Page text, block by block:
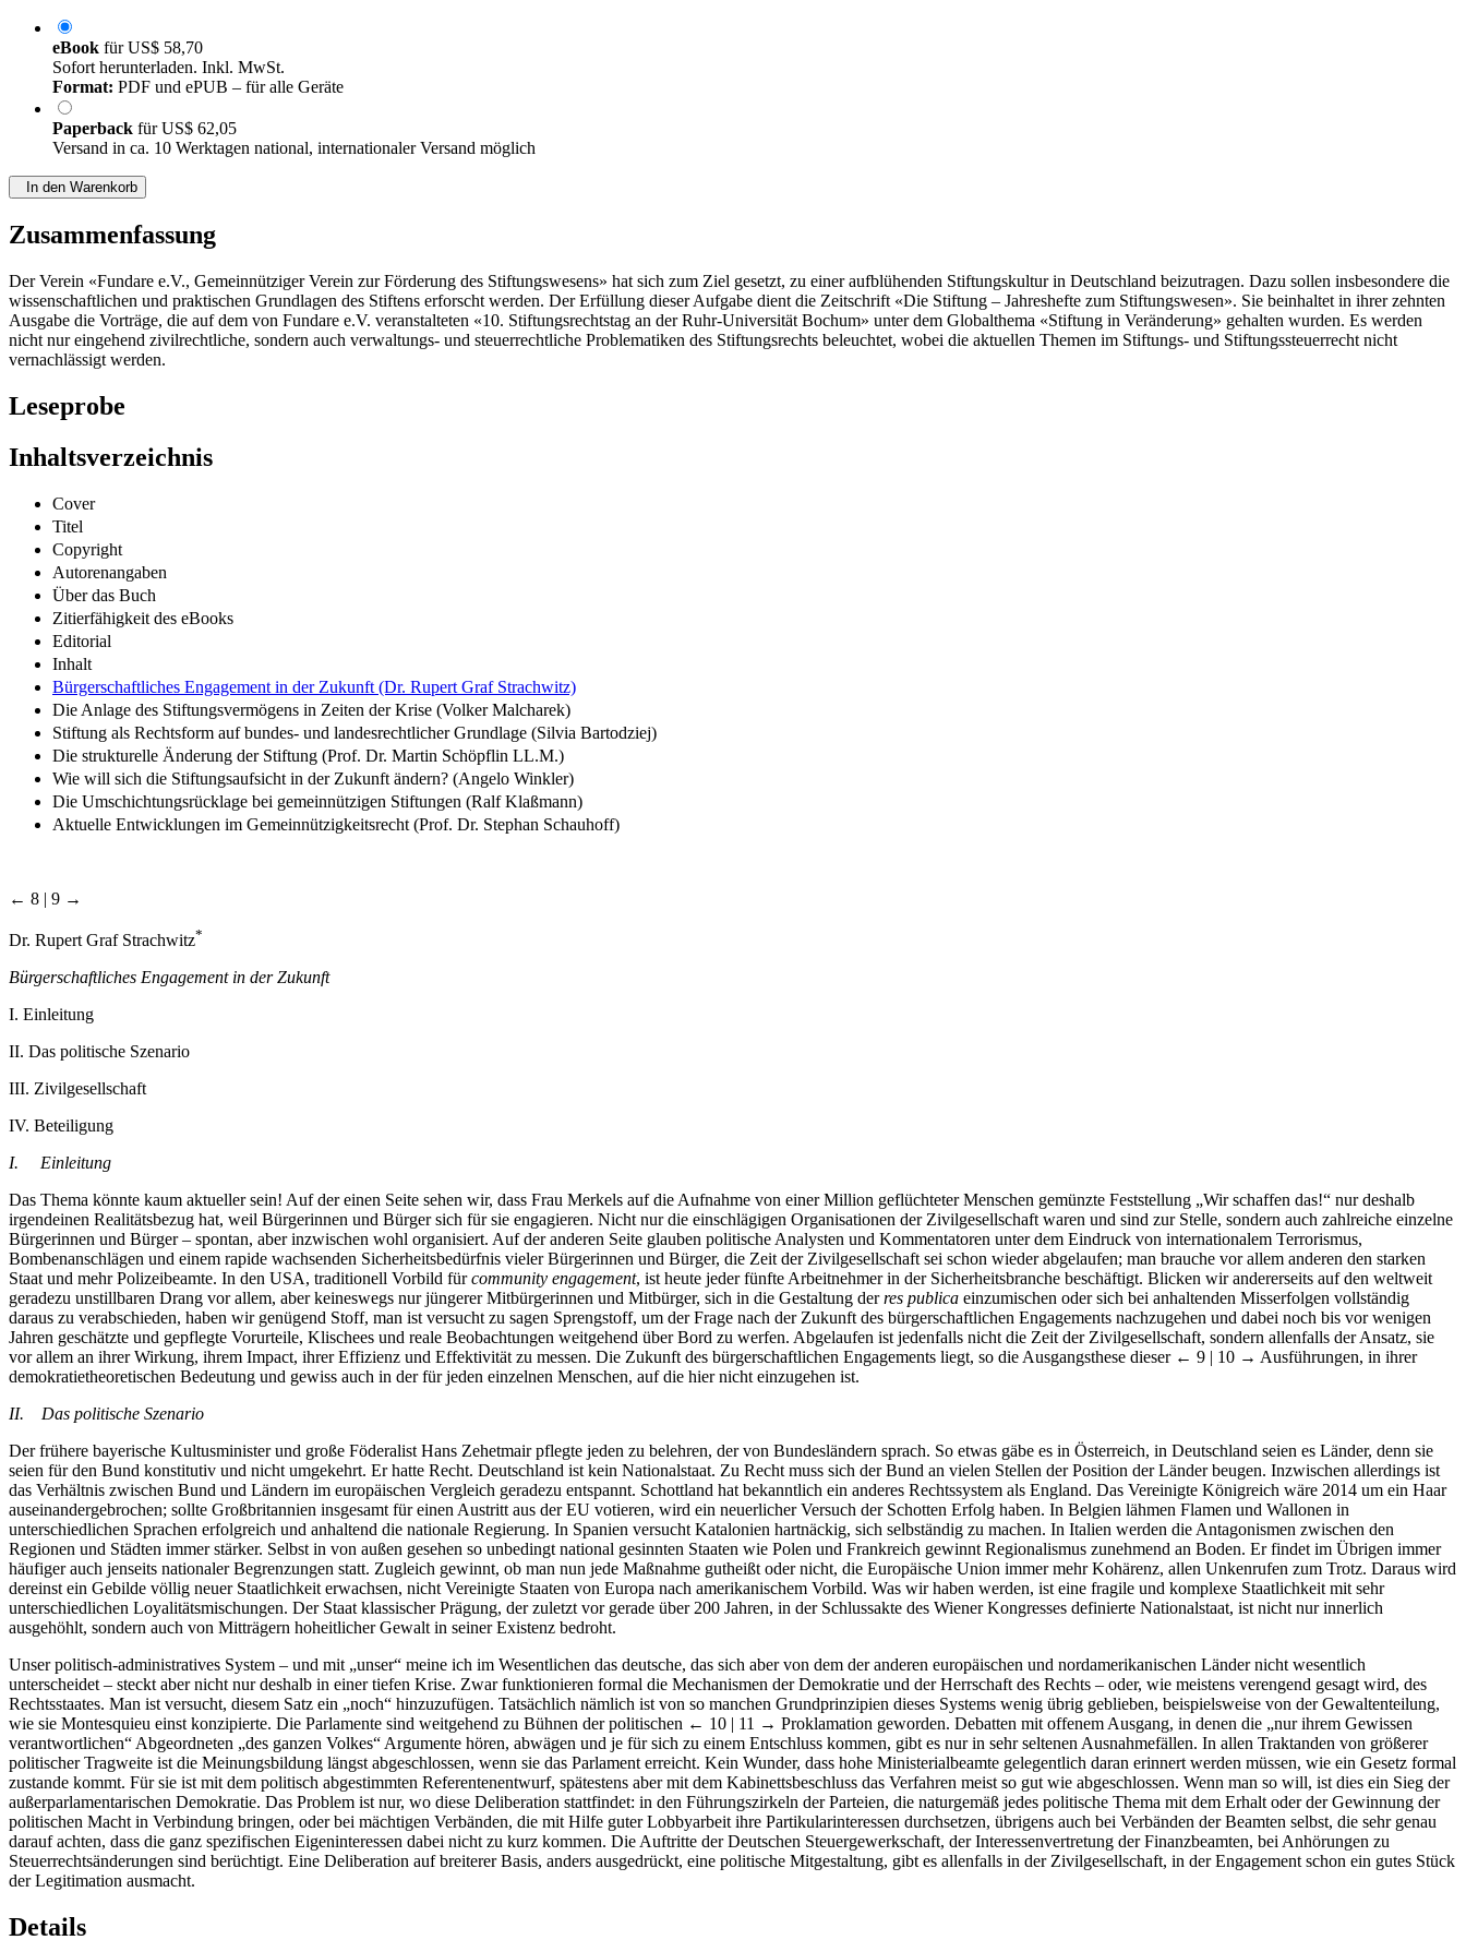
eBook fürUS$ 58,70
Sofort herunterladen. Inkl. MwSt.
Format: PDF und ePUB – für alle Geräte
Paperback fürUS$ 62,05
Versand in ca. 10 Werktagen national, internationaler Versand möglich
In den Warenkorb
Zusammenfassung
Der Verein «Fundare e.V., Gemeinnütziger Verein zur Förderung des Stiftungswesens» hat sich zum Ziel gesetzt, zu einer aufblühenden Stiftungskultur in Deutschland beizutragen. Dazu sollen insbesondere die
wissenschaftlichen und praktischen Grundlagen des Stiftens erforscht werden. Der Erfüllung dieser Aufgabe dient die Zeitschrift «Die Stiftung – Jahreshefte zum Stiftungswesen». Sie beinhaltet in ihrer zehnten
Ausgabe die Vorträge, die auf dem von Fundare e.V. veranstalteten «10. Stiftungsrechtstag an der Ruhr-Universität Bochum» unter dem Globalthema «Stiftung in Veränderung» gehalten wurden. Es werden
nicht nur eingehend zivilrechtliche, sondern auch verwaltungs- und steuerrechtliche Problematiken des Stiftungsrechts beleuchtet, wobei die aktuellen Themen im Stiftungs- und Stiftungssteuerrecht nicht
vernachlässigt werden.
Leseprobe
Inhaltsverzeichnis
Cover
Titel
Copyright
Autorenangaben
Über das Buch
Zitierfähigkeit des eBooks
Editorial
Inhalt
Bürgerschaftliches Engagement in der Zukunft (Dr. Rupert Graf Strachwitz)
Die Anlage des Stiftungsvermögens in Zeiten der Krise (Volker Malcharek)
Stiftung als Rechtsform auf bundes- und landesrechtlicher Grundlage (Silvia Bartodziej)
Die strukturelle Änderung der Stiftung (Prof. Dr. Martin Schöpflin LL.M.)
Wie will sich die Stiftungsaufsicht in der Zukunft ändern? (Angelo Winkler)
Die Umschichtungsrücklage bei gemeinnützigen Stiftungen (Ralf Klaßmann)
Aktuelle Entwicklungen im Gemeinnützigkeitsrecht (Prof. Dr. Stephan Schauhoff)
← 8 | 9 →
Dr. Rupert Graf Strachwitz*
Bürgerschaftliches Engagement in der Zukunft
I. Einleitung
II. Das politische Szenario
III. Zivilgesellschaft
IV. Beteiligung
I. Einleitung
Das Thema könnte kaum aktueller sein! Auf der einen Seite sehen wir, dass Frau Merkels auf die Aufnahme von einer Million geflüchteter Menschen gemünzte Feststellung „Wir schaffen das!“ nur deshalb
irgendeinen Realitätsbezug hat, weil Bürgerinnen und Bürger sich für sie engagieren. Nicht nur die einschlägigen Organisationen der Zivilgesellschaft waren und sind zur Stelle, sondern auch zahlreiche einzelne
Bürgerinnen und Bürger – spontan, aber inzwischen wohl organisiert. Auf der anderen Seite glauben politische Analysten und Kommentatoren unter dem Eindruck von internationalem Terrorismus,
Bombenanschlägen und einem rapide wachsenden Sicherheitsbedürfnis vieler Bürgerinnen und Bürger, die Zeit der Zivilgesellschaft sei schon wieder abgelaufen; man brauche vor allem anderen den starken
Staat und mehr Polizeibeamte. In den USA, traditionell Vorbild fürcommunity engagement, ist heute jeder fünfte Arbeitnehmer in der Sicherheitsbranche beschäftigt. Blicken wir andererseits auf den weltweit
geradezu unstillbaren Drang vor allem, aber keineswegs nur jüngerer Mitbürgerinnen und Mitbürger, sich in die Gestaltung derres publica einzumischen oder sich bei anhaltenden Misserfolgen vollständig
daraus zu verabschieden, haben wir genügend Stoff, man ist versucht zu sagen Sprengstoff, um der Frage nach der Zukunft des bürgerschaftlichen Engagements nachzugehen und dabei noch bis vor wenigen
Jahren geschätzte und gepflegte Vorurteile, Klischees und reale Beobachtungen weitgehend über Bord zu werfen. Abgelaufen ist jedenfalls nicht die Zeit der Zivilgesellschaft, sondern allenfalls der Ansatz, sie
vor allem an ihrer Wirkung, ihrem Impact, ihrer Effizienz und Effektivität zu messen. Die Zukunft des bürgerschaftlichen Engagements liegt, so die Ausgangsthese dieser ← 9 | 10 → Ausführungen, in ihrer
demokratietheoretischen Bedeutung und gewiss auch in der für jeden einzelnen Menschen, auf die hier nicht einzugehen ist.
II. Das politische Szenario
Der frühere bayerische Kultusminister und große Föderalist Hans Zehetmair pflegte jeden zu belehren, der von Bundesländern sprach. So etwas gäbe es in Österreich, in Deutschland seien es Länder, denn sie
seien für den Bund konstitutiv und nicht umgekehrt. Er hatte Recht. Deutschland ist kein Nationalstaat. Zu Recht muss sich der Bund an vielen Stellen der Position der Länder beugen. Inzwischen allerdings ist
das Verhältnis zwischen Bund und Ländern im europäischen Vergleich geradezu entspannt. Schottland hat bekanntlich ein anderes Rechtssystem als England. Das Vereinigte Königreich wäre 2014 um ein Haar
auseinandergebrochen; sollte Großbritannien insgesamt für einen Austritt aus der EU votieren, wird ein neuerlicher Versuch der Schotten Erfolg haben. In Belgien lähmen Flamen und Wallonen in
unterschiedlichen Sprachen erfolgreich und anhaltend die nationale Regierung. In Spanien versucht Katalonien hartnäckig, sich selbständig zu machen. In Italien werden die Antagonismen zwischen den
Regionen und Städten immer stärker. Selbst in von außen gesehen so unbedingt national gesinnten Staaten wie Polen und Frankreich gewinnt Regionalismus zunehmend an Boden. Er findet im Übrigen immer
häufiger auch jenseits nationaler Begrenzungen statt. Zugleich gewinnt, ob man nun jede Maßnahme gutheißt oder nicht, die Europäische Union immer mehr Kohärenz, allen Unkenrufen zum Trotz. Daraus wird
dereinst ein Gebilde völlig neuer Staatlichkeit erwachsen, nicht Vereinigte Staaten von Europa nach amerikanischem Vorbild. Was wir haben werden, ist eine fragile und komplexe Staatlichkeit mit sehr
unterschiedlichen Loyalitätsmischungen. Der Staat klassischer Prägung, der zuletzt vor gerade über 200 Jahren, in der Schlussakte des Wiener Kongresses definierte Nationalstaat, ist nicht nur innerlich
ausgehöhlt, sondern auch von Mitträgern hoheitlicher Gewalt in seiner Existenz bedroht.
Unser politisch-administratives System – und mit „unser“ meine ich im Wesentlichen das deutsche, das sich aber von dem der anderen europäischen und nordamerikanischen Länder nicht wesentlich
unterscheidet – steckt aber nicht nur deshalb in einer tiefen Krise. Zwar funktionieren formal die Mechanismen der Demokratie und der Herrschaft des Rechts – oder, wie meistens verengend gesagt wird, des
Rechtsstaates. Man ist versucht, diesem Satz ein „noch“ hinzuzufügen. Tatsächlich nämlich ist von so manchen Grundprinzipien dieses Systems wenig übrig geblieben, beispielsweise von der Gewaltenteilung,
wie sie Montesquieu einst konzipierte. Die Parlamente sind weitgehend zu Bühnen der politischen ← 10 | 11 → Proklamation geworden. Debatten mit offenem Ausgang, in denen die „nur ihrem Gewissen
verantwortlichen“ Abgeordneten „des ganzen Volkes“ Argumente hören, abwägen und je für sich zu einem Entschluss kommen, gibt es nur in sehr seltenen Ausnahmefällen. In allen Traktanden von größerer
politischer Tragweite ist die Meinungsbildung längst abgeschlossen, wenn sie das Parlament erreicht. Kein Wunder, dass hohe Ministerialbeamte gelegentlich daran erinnert werden müssen, wie ein Gesetz formal
zustande kommt. Für sie ist mit dem politisch abgestimmten Referentenentwurf, spätestens aber mit dem Kabinettsbeschluss das Verfahren meist so gut wie abgeschlossen. Wenn man so will, ist dies ein Sieg der
außerparlamentarischen Demokratie. Das Problem ist nur, wo diese Deliberation stattfindet: in den Führungszirkeln der Parteien, die naturgemäß jedes politische Thema mit dem Erhalt oder der Gewinnung der
politischen Macht in Verbindung bringen, oder bei mächtigen Verbänden, die mit Hilfe guter Lobbyarbeit ihre Partikularinteressen durchsetzen, übrigens auch bei Verbänden der Beamten selbst, die sehr genau
darauf achten, dass die ganz spezifischen Eigeninteressen dabei nicht zu kurz kommen. Die Auftritte der Deutschen Steuergewerkschaft, der Interessenvertretung der Finanzbeamten, bei Anhörungen zu
Steuerrechtsänderungen sind berüchtigt. Eine Deliberation auf breiterer Basis, anders ausgedrückt, eine politische Mitgestaltung, gibt es allenfalls in der Zivilgesellschaft, in der Engagement schon ein gutes Stück
der Legitimation ausmacht.
Details